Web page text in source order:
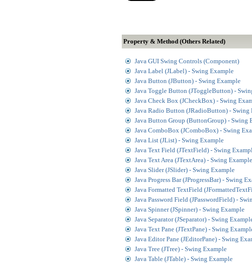
Property & Method (Others Related)
Java GUI Swing Controls (Component)
Java Label (JLabel) - Swing Example
Java Button (JButton) - Swing Example
Java Toggle Button (JToggleButton) -
Java Check Box (JCheckBox) - Swing
Java Radio Button (JRadioButton) - Swing
Java Button Group (ButtonGroup) - Swing
Java ComboBox (JComboBox) - Swing
Java List (JList) - Swing Example
Java Text Field (JTextField) - Swing
Java Text Area (JTextArea) - Swing Example
Java Slider (JSlider) - Swing Example
Java Progress Bar (JProgressBar) - Swing
Java Formatted TextField
Java Password Field (JPasswordField) -
Java Spinner (JSpinner) - Swing Example
Java Separator (JSeparator) - Swing
Java Text Pane (JTextPane) - Swing
Java Editor Pane (JEditorPane) - Swing
Java Tree (JTree) - Swing Example
Java Table (JTable) - Swing Example